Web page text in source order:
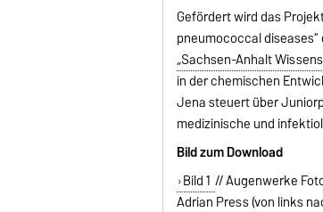
Gefördert wird das
pneumococcal
„Sachsen-Anhalt
in der chemischen
Jena steuert über
medizinische und
Bild zum Download
Bild 1 // Augenwerke
Adrian Press (von links